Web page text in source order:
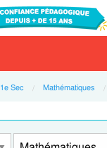
1e Sec Mathématiques